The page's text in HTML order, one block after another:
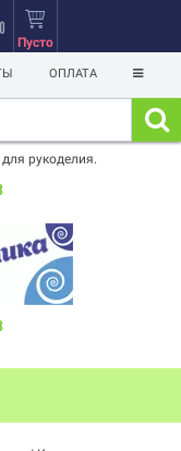
Пусто
ОПЛАТА
рукоделия.